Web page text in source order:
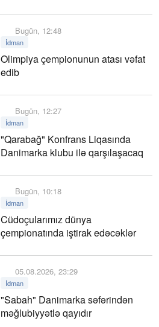
Bugün, 12:48
İdman
Olimpiya çempionunun atası vəfat
edib
Bugün, 12:27
İdman
"Qarabağ" Konfrans Liqasında
Danimarka klubu ilə qarşılaşacaq
Bugün, 10:18
İdman
Cüdoçularımız dünya
çempionatında iştirak edəcəklər
05.08.2026, 23:29
İdman
"Sabah" Danimarka səfərindən
məğlubiyyətlə qayıdır